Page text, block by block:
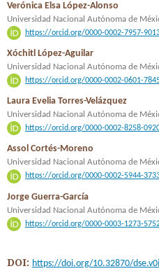
Verónica Elsa López-Alonso
Universidad Nacional Autónoma de
https://orcid.org/0000-0002-7957-
Xóchitl López-Aguilar
Universidad Nacional Autónoma de
https://orcid.org/0000-0002-0601-
Laura Evelia Torres-Velázquez
Universidad Nacional Autónoma de
https://orcid.org/0000-0002-8258-
Assol Cortés-Moreno
Universidad Nacional Autónoma de
https://orcid.org/0000-0002-5944-
Jorge Guerra-García
Universidad Nacional Autónoma de
https://orcid.org/0000-0003-1273-
DOI: https://doi.org/10.32870/